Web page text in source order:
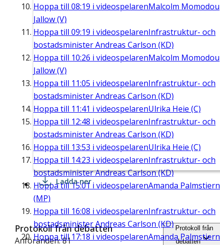
Hoppa till 08:19 i videospelarenMalcolm Momodou
Jallow (V)
Hoppa till 09:19 i videospelarenInfrastruktur- och
bostadsminister Andreas Carlson (KD)
Hoppa till 10:26 i videospelarenMalcolm Momodou
Jallow (V)
Hoppa till 11:05 i videospelarenInfrastruktur- och
bostadsminister Andreas Carlson (KD)
Hoppa till 11:41 i videospelarenUlrika Heie (C)
Hoppa till 12:48 i videospelarenInfrastruktur- och
bostadsminister Andreas Carlson (KD)
Hoppa till 13:53 i videospelarenUlrika Heie (C)
Hoppa till 14:23 i videospelarenInfrastruktur- och
bostadsminister Andreas Carlson (KD)
Hoppa till15:01 i videospelarenAmanda
(MP)
Hoppa till 16:08 i videospelarenInfrastruktur- och
bostadsminister Andreas Carlson (KD)
Hoppa till 17:18 i videospelarenAmanda
Ladda ner
Protokoll från debatten
Anföranden: 81
Protokoll från
debatten